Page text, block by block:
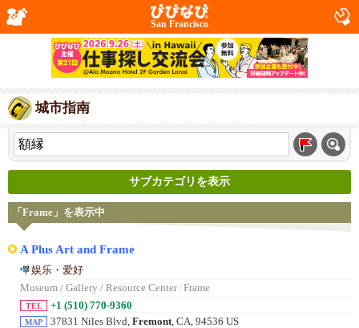
San Francisco
城市指南
サブカテゴリを表示
「Frame」を表示中
A Plus Art and Frame
娱乐・爱好
Museum / Gallery / Resource Center/ Frame
TEL +1 (510) 770-9360
MAP 37831 Niles Blvd, Fremont, CA, 94536 US